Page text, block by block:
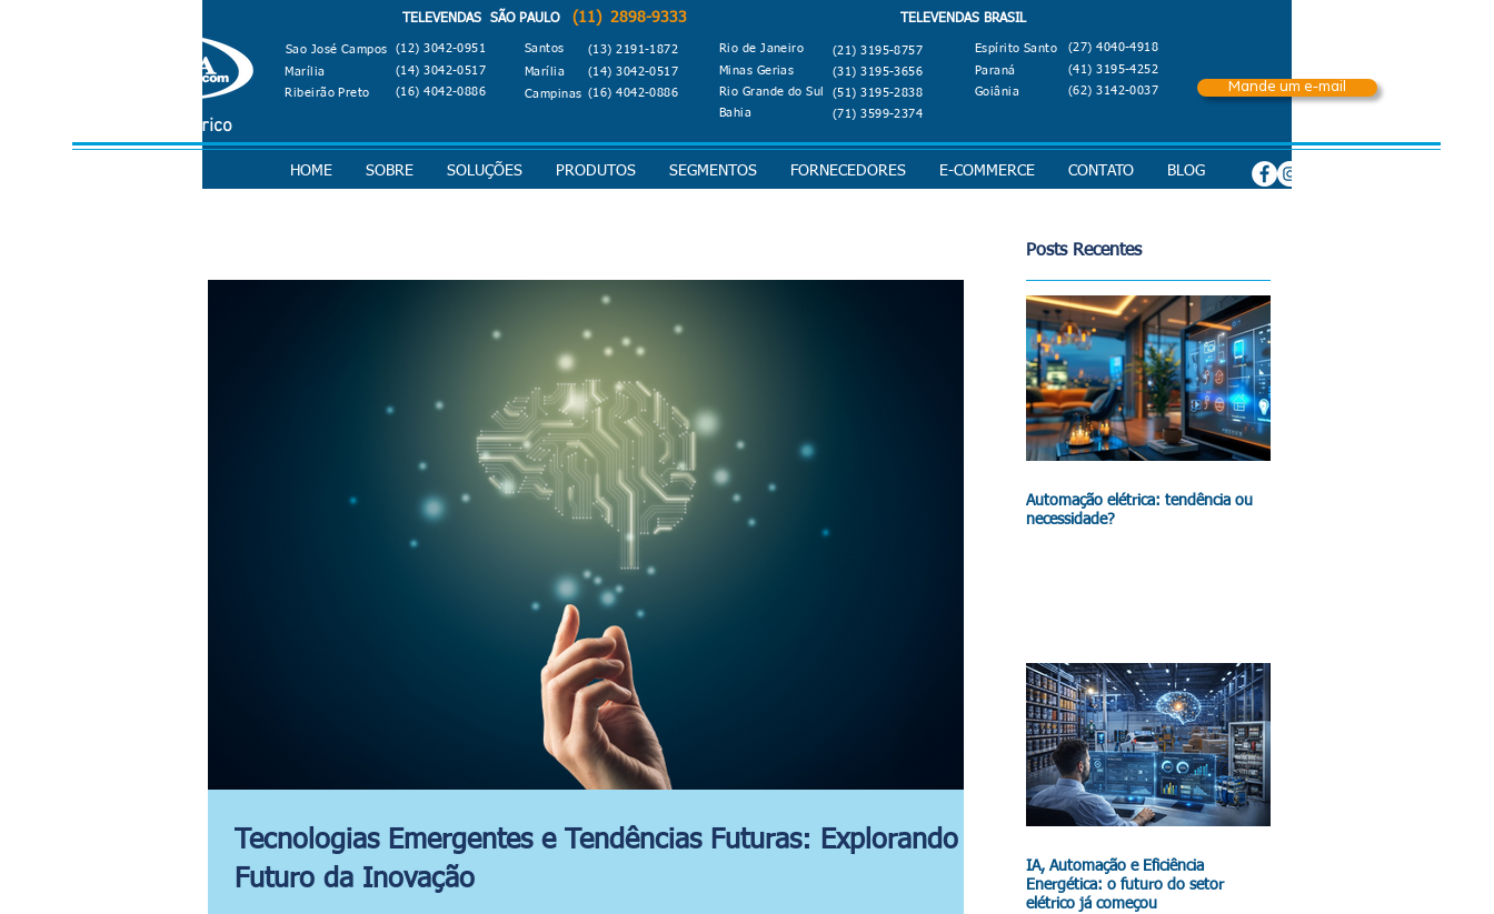
Material Elétrico
TELEVENDAS SÃO PAULO (11) 2898-9333 TELEVENDAS BRASIL
Espírito Santo
Paraná
Goiânia
(27) 4040-4918
(41) 3195-4252
(62) 3142-0037
Rio de Janeiro
Minas Gerias
Rio Grande do Sul
Bahia
(21) 3195-8757
(31) 3195-3656
(51) 3195-2838
(71) 3599-2374
Santos
Marília
Campinas
(13) 2191-1872
(14) 3042-0517
(16) 4042-0886
Sao José Campos
Marília
Ribeirão Preto
(12) 3042-0951
(14) 3042-0517
(16) 4042-0886
Mande um e-mail
HOME SOBRE SOLUÇÕES PRODUTOS SEGMENTOS FORNECEDORES E-COMMERCE CONTATO BLOG
Posts Recentes
Tecnologias Emergentes e Tendências Futuras: Explorando o
Futuro da Inovação
Automação elétrica: tendência ou
necessidade?
IA, Automação e Eficiência
Energética: o futuro do setor
elétrico já começou